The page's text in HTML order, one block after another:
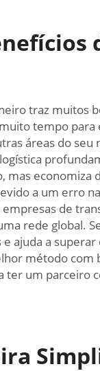
traz muitos
tempo
áreas do
mas
a um erro
de
rede global.
ajuda a
método
ter um